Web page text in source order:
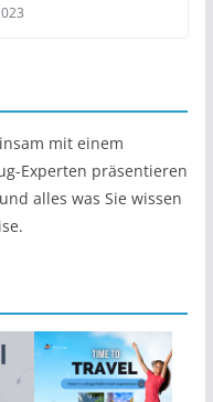
mit einem
Experten präsentieren
alles was Sie wissen